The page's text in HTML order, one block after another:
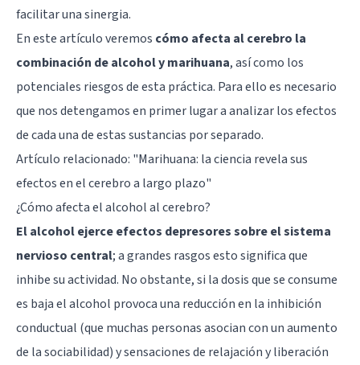
facilitar una sinergia.
En este artículo veremos cómo afecta al cerebro la
combinación de alcohol y marihuana, así como los
potenciales riesgos de esta práctica. Para ello es necesario
que nos detengamos en primer lugar a analizar los efectos
de cada una de estas sustancias por separado.
Artículo relacionado: "Marihuana: la ciencia revela sus
efectos en el cerebro a largo plazo"
¿Cómo afecta el alcohol al cerebro?
El alcohol ejerce efectos depresores sobre el sistema
nervioso central; a grandes rasgos esto significa que
inhibe su actividad. No obstante, si la dosis que se consume
es baja el alcohol provoca una reducción en la inhibición
conductual (que muchas personas asocian con un aumento
de la sociabilidad) y sensaciones de relajación y liberación